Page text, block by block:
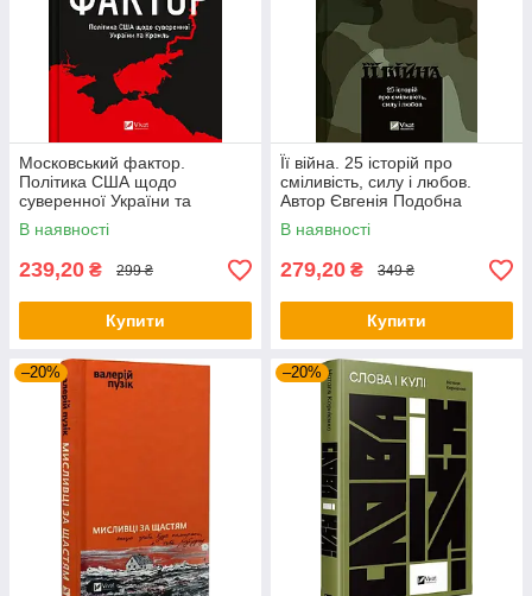
Московський фактор.
Політика США щодо
суверенної України та
Кремль. Автор Юджин М.
Фішел
В наявності
239,20 ₴ 299 ₴
Купити
Її війна. 25 історій про
сміливість, силу і любов.
Автор Євгенія Подобна
В наявності
279,20 ₴ 349 ₴
Купити
–20% –20%